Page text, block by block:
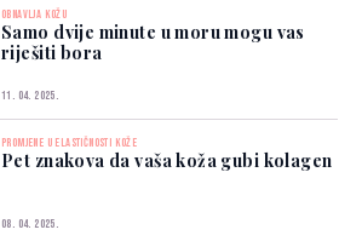
OBNAVLJA KOŽU
Samo dvije minute u moru mogu vas
riješiti bora
11. 04. 2025.
PROMJENE U ELASTIČNOSTI KOŽE
Pet znakova da vaša koža gubi kolagen
08. 04. 2025.